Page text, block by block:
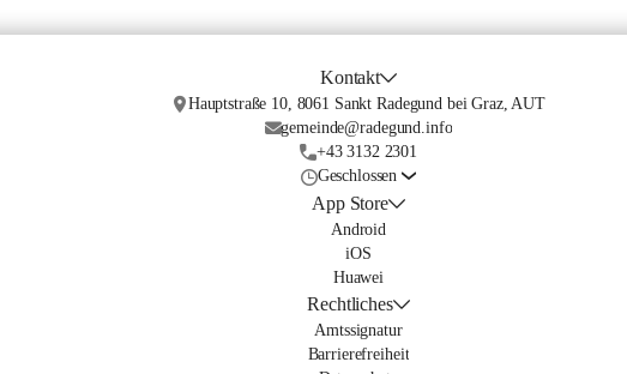
Kontakt
Hauptstraße 10, 8061 Sankt Radegund bei Graz, AUT
gemeinde@radegund.info
+43 3132 2301
Geschlossen
App Store
Android
iOS
Huawei
Rechtliches
Amtssignatur
Barrierefreiheit